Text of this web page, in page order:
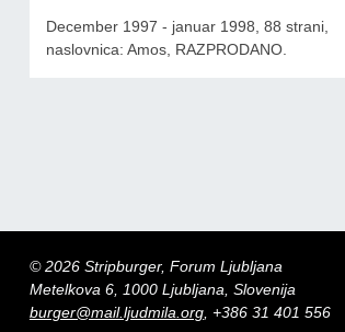
December 1997 - januar 1998, 88 strani,
naslovnica: Amos, RAZPRODANO.
© 2026 Stripburger, Forum Ljubljana
Metelkova 6, 1000 Ljubljana, Slovenija
burger@mail.ljudmila.org, +386 31 401 556